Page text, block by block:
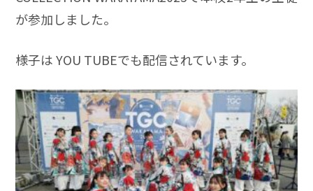
が参加しました。
様子は YOU TUBEでも配信されています。